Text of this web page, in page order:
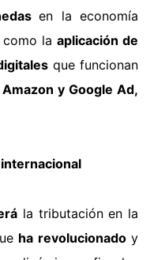
en la economía
la aplicación de
que funcionan
y Google Ad,
la tributación en la
ha revolucionadoy